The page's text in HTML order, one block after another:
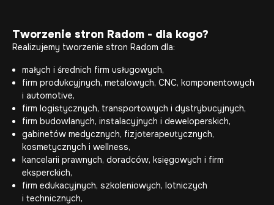
Tworzenie stron Radom - dla kogo?
Realizujemy tworzenie stron Radom dla:
małych i średnich firm usługowych,
firm produkcyjnych, metalowych, CNC, komponentowych
i automotive,
firm logistycznych, transportowych i dystrybucyjnych,
firm budowlanych, instalacyjnych i deweloperskich,
gabinetów medycznych, fizjoterapeutycznych,
kosmetycznych i wellness,
kancelarii prawnych, doradców, księgowych i firm
eksperckich,
firm edukacyjnych, szkoleniowych, lotniczych
i technicznych,